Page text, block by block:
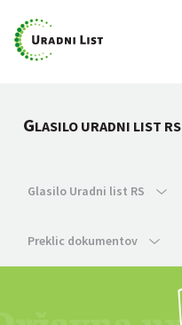
GLASILO URADNI LIST RS
Glasilo Uradni list RS
Preklic dokumentov